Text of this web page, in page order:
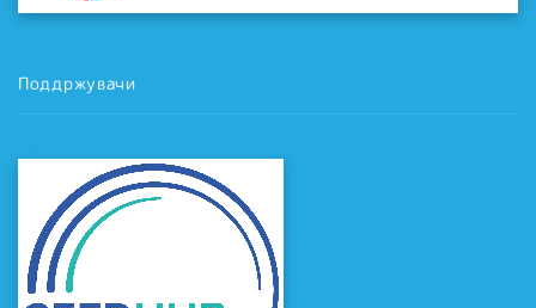
Поддржувачи